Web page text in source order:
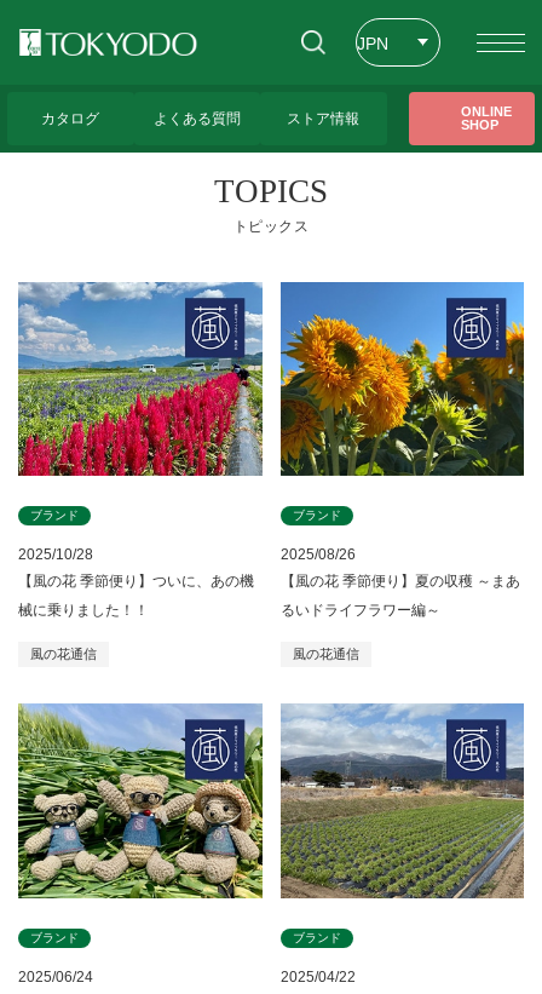
JPN
カタログ よくある質問 ストア情報
ONLINE
SHOP
コーポレートトップ >
トップペ
TOPICS
トピックス
2025/10/28
ブランド
【風の花 季節便り】ついに、あの機
械に乗りました！！
風の花通信
2025/08/26
ブランド
【風の花 季節便り】夏の収穫 ～まあ
るいドライフラワー編～
風の花通信
2025/06/24
ブランド
2025/04/22
ブランド